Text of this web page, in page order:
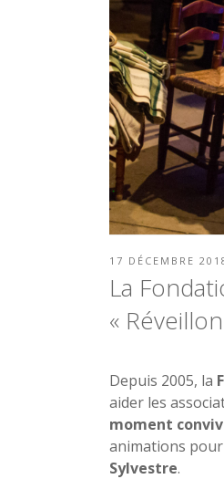
PUBLIÉ
17 DÉCEMBRE
La
«
Depuis 2005, la
aider les
moment
animations
Sylvestre.